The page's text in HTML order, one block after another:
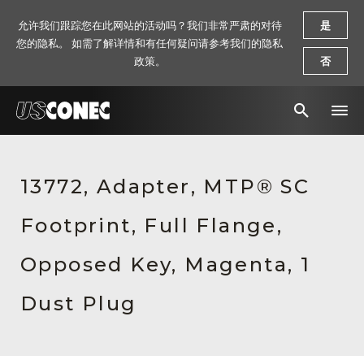
解决方案
产品
资源
关于我们
13772, Adapter, MTP® SC
Footprint, Full Flange,
Opposed Key, Magenta, 1
Dust Plug
允许我们跟踪您在此网站的活动吗？我们非常严肃的对待
您的隐私。 如需了解详情和有任何疑问请参考我们的隐私
政策。
是
否